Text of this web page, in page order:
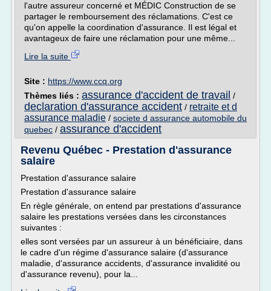
l'autre assureur concerné et MÉDIC Construction de se
partager le remboursement des réclamations. C'est ce
qu'on appelle la coordination d'assurance. Il est légal et
avantageux de faire une réclamation pour une même...
Lire la suite
Site : https://www.ccq.org
Thèmes liés : assurance d'accident de travail /
declaration d'assurance accident / retraite et d
assurance maladie / societe d assurance automobile du
quebec / assurance d'accident
Revenu Québec - Prestation d'assurance
salaire
Prestation d'assurance salaire
Prestation d'assurance salaire
En règle générale, on entend par prestations d'assurance
salaire les prestations versées dans les circonstances
suivantes :
elles sont versées par un assureur à un bénéficiaire, dans
le cadre d'un régime d'assurance salaire (d'assurance
maladie, d'assurance accidents, d'assurance invalidité ou
d'assurance revenu), pour la...